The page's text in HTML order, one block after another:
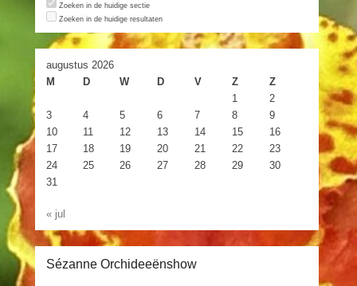
Zoeken in de huidige sectie
Zoeken in de huidige resultaten
augustus 2026
M
D W D V Z
Z
1
2
3
4 5 6 7 8
9
10
11 12 13 14 15
16
17
18 19 20 21 22
23
24
25 26 27 28 29
30
31
« jul
Sézanne Orchideeënshow